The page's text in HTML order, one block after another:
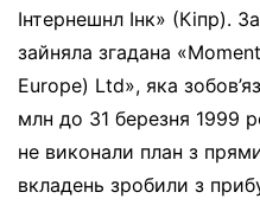
Інтернешнл Інк» (Кіпр).
зайняла згадана
Europe) Ltd», яка
млн до 31 березня 1999
не виконали план з
вкладень зробили з